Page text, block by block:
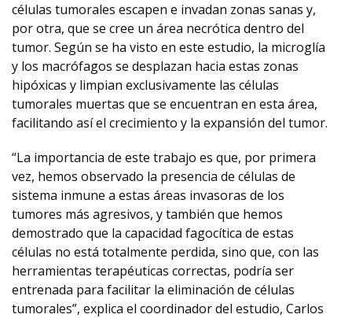
células tumorales escapen e invadan zonas sanas y,
por otra, que se cree un área necrótica dentro del
tumor. Según se ha visto en este estudio, la microglía
y los macrófagos se desplazan hacia estas zonas
hipóxicas y limpian exclusivamente las células
tumorales muertas que se encuentran en esta área,
facilitando así el crecimiento y la expansión del tumor.
“La importancia de este trabajo es que, por primera
vez, hemos observado la presencia de células de
sistema inmune a estas áreas invasoras de los
tumores más agresivos, y también que hemos
demostrado que la capacidad fagocítica de estas
células no está totalmente perdida, sino que, con las
herramientas terapéuticas correctas, podría ser
entrenada para facilitar la eliminación de células
tumorales”, explica el coordinador del estudio, Carlos